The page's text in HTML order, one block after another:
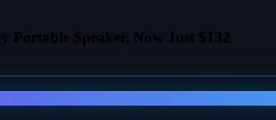
Speaker, Now Just $132